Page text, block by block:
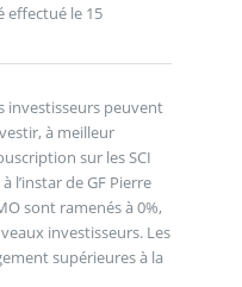
effectué le 15
investisseurs peuvent
à meilleur
sur les SCI
l’instar de GF Pierre
sont ramenés à 0%,
investisseurs. Les
supérieures à la